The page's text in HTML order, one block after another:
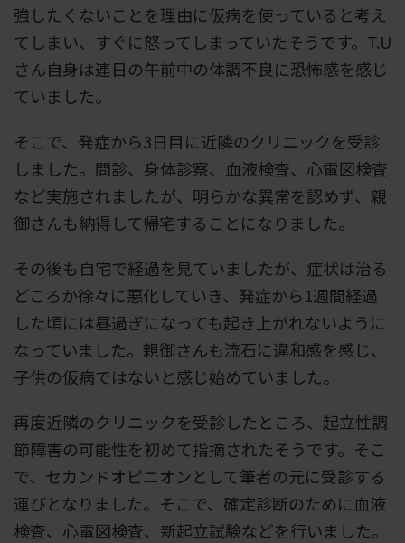
強したくないことを理由に仮病を使っていると考え
てしまい、すぐに怒ってしまっていたそうです。T.U
さん自身は連日の午前中の体調不良に恐怖感を感じ
ていました。
そこで、発症から3日目に近隣のクリニックを受診
しました。問診、身体診察、血液検査、心電図検査
など実施されましたが、明らかな異常を認めず、親
御さんも納得して帰宅することになりました。
その後も自宅で経過を見ていましたが、症状は治る
どころか徐々に悪化していき、発症から1週間経過
した頃には昼過ぎになっても起き上がれないように
なっていました。親御さんも流石に違和感を感じ、
子供の仮病ではないと感じ始めていました。
再度近隣のクリニックを受診したところ、起立性調
節障害の可能性を初めて指摘されたそうです。そこ
で、セカンドオピニオンとして筆者の元に受診する
運びとなりました。そこで、確定診断のために血液
検査、心電図検査、新起立試験などを行いました。